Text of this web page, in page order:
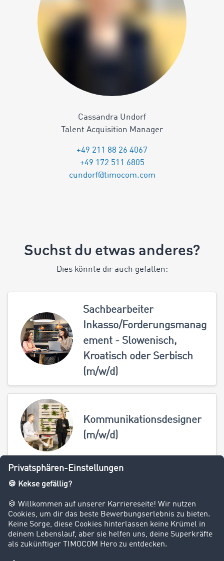
Cassandra Undorf
Talent Acquisition Manager
+49 211 88 26 4067
+49 172 511 6805
cundorf@timocom.com
Suchst du etwas anderes?
Dies könnte dir auch gefallen:
Sachbearbeiter
Inkasso/Forderungsmanag
ement - Slowenisch,
Kroatisch oder Serbisch
(m/w/d)
Kommunikationsdesigner
(m/w/d)
- Slowenisch (m/w/d)